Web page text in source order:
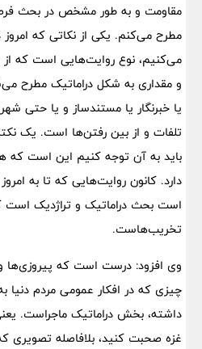
مقاومت و به طور مشخص در بحث
مطرح می‌کنم. یکی از نکاتی که
می‌کنیم، نوع روایت‌هایی است که
و مقداری به شکل دراماتیک مطرح
یا خبرنگار یا مستندساز و یا حتی
تلفات و از بین رفتن‌ها است. یک
باید به آن توجه کنیم این است که
دارد. کانون روایت‌هایی که تا به
است بحث دراماتیک و تراژدیک است
تخریب‌هاست.
وی افزود: درست است که پیروزی‌ها
چیزی که در افکار عمومی مردم دنیا
داشته، بخش دراماتیک ماجراست.
غزه صحبت کنید، بلافاصله تصویری